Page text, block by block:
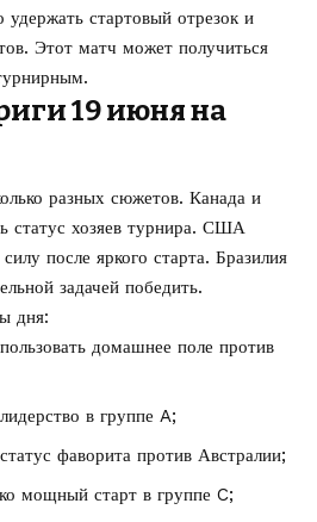
стартовый отрезок и
Этот матч может получиться
19 июня на
разных сюжетов. Канада и
статус хозяев турнира. США
после яркого старта. Бразилия
задачей победить.
дня:
домашнее поле против
в группе A;
фаворита против Австралии;
мощный старт в группе C;